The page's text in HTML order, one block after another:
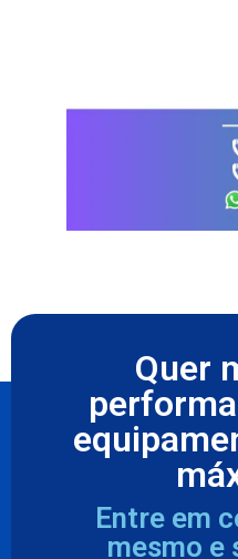
Quer
Entre em
mesmo e